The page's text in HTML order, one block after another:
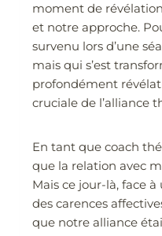
moment de
et notre approche.
survenu lors d’une
mais qui s’est
profondément
cruciale de l’alliance
En tant que coach
que la relation avec
Mais ce jour-là, face
des carences
que notre alliance